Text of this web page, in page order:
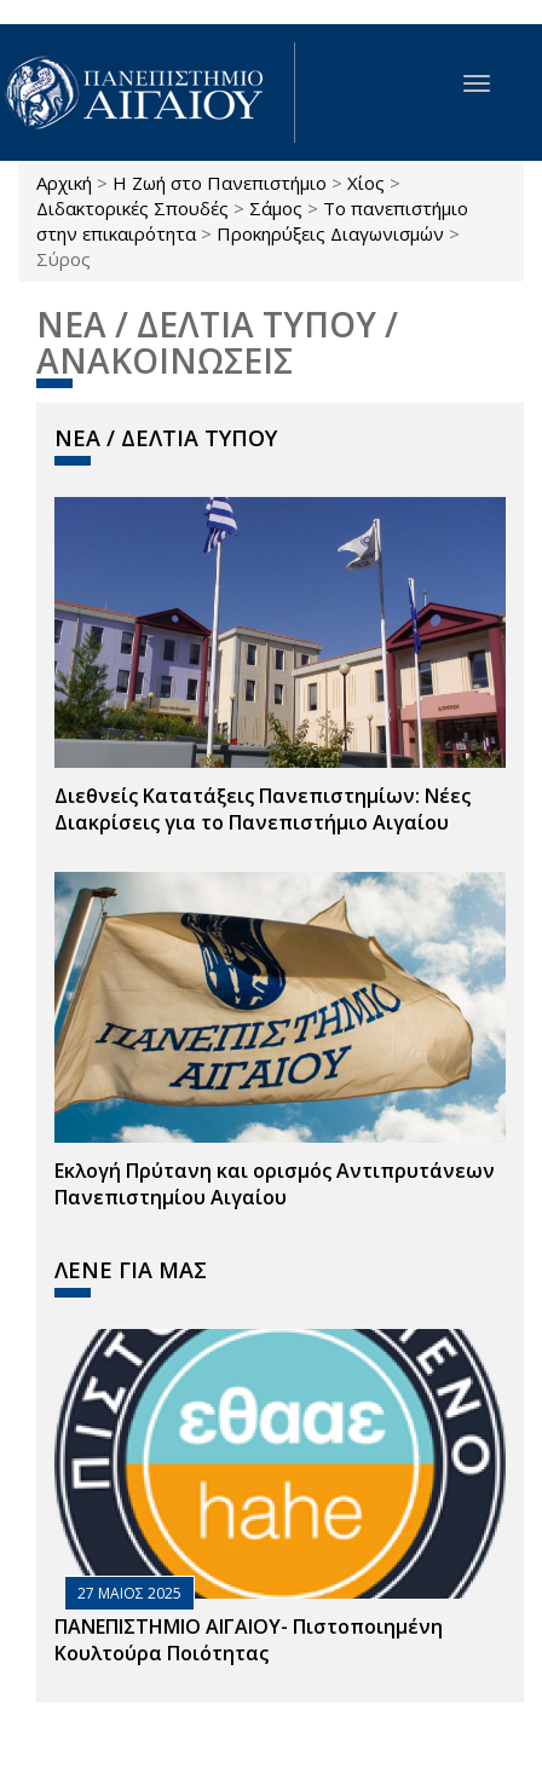
Παράκαμψη προς το κυρίως περιεχόμενο
Toggle
Είστε εδώ
Αρχική > Η Ζωή στο Πανεπιστήμιο > Χίος >
Διδακτορικές Σπουδές > Σάμος > Το πανεπιστήμιο
στην επικαιρότητα > Προκηρύξεις Διαγωνισμών >
Σύρος
ΝΕΑ / ΔΕΛΤΙΑ ΤΥΠΟΥ /
ΑΝΑΚΟΙΝΩΣΕΙΣ
ΝΕΑ / ΔΕΛΤΙΑ ΤΥΠΟΥ
Διεθνείς Κατατάξεις Πανεπιστημίων: Νέες
Διακρίσεις για το Πανεπιστήμιο Αιγαίου
Εκλογή Πρύτανη και ορισμός Αντιπρυτάνεων
Πανεπιστημίου Αιγαίου
ΛΕΝΕ ΓΙΑ ΜΑΣ
27 ΜΑΙΟΣ 2025
ΠΑΝΕΠΙΣΤΗΜΙΟ ΑΙΓΑΙΟΥ- Πιστοποιημένη
Κουλτούρα Ποιότητας